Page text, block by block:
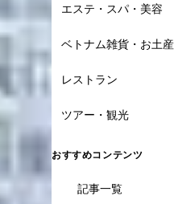
エステ・スパ・美容
ベトナム雑貨・お土産
レストラン
ツアー・観光
おすすめコンテンツ
記事一覧